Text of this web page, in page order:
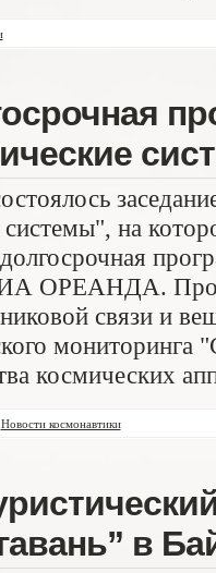
на
ОРЕАНДА.
связи и
космических
Новости космонавтики
в